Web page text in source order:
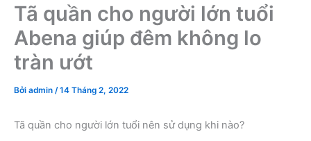
Tã quần cho người lớn tuổi
Abena giúp đêm không lo
tràn ướt
Bởi admin /14 Tháng 2, 2022
Tã quần cho người lớn tuổi nên sử dụng khi nào?